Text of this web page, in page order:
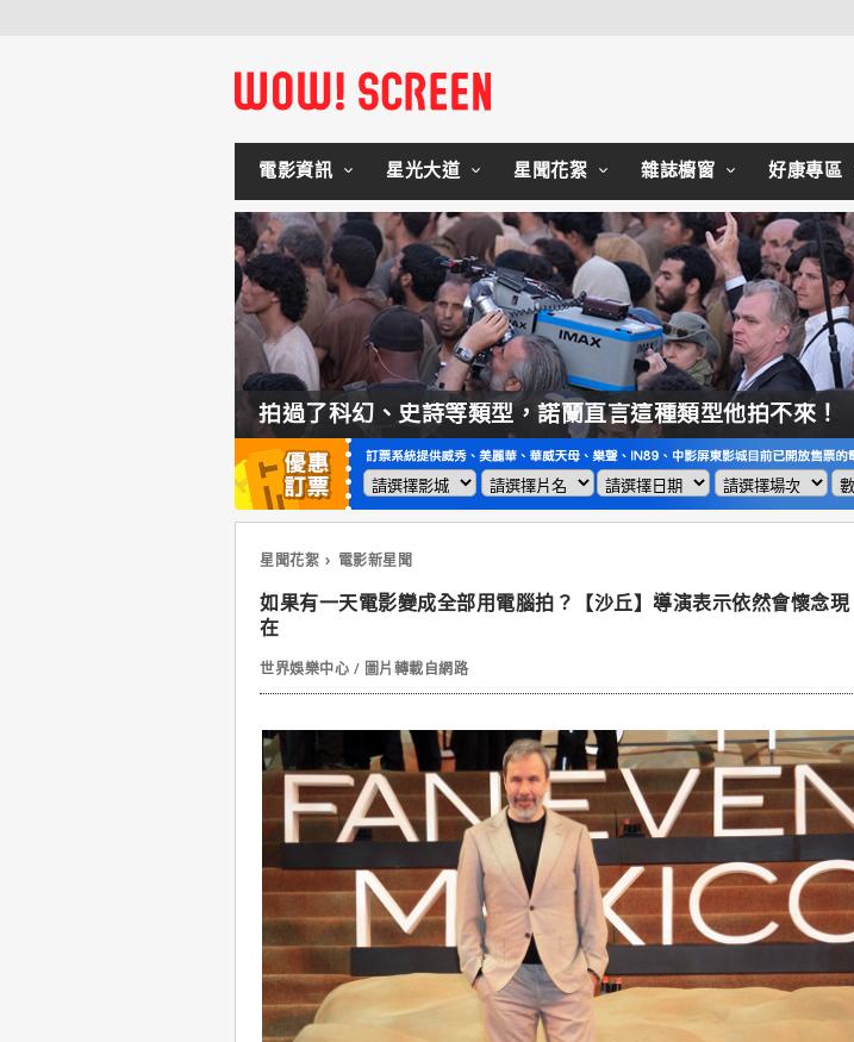
電影資訊 星光大道 星聞花絮 雜誌櫥窗 好康專區
拍過了科幻、史詩等類型，諾蘭直言這種類型他拍不來！
星聞花絮 電影新星聞
如果有一天電影變成全部用電腦拍？【沙丘】導演表示依然會懷念現
在
世界娛樂中心 / 圖片轉載自網路